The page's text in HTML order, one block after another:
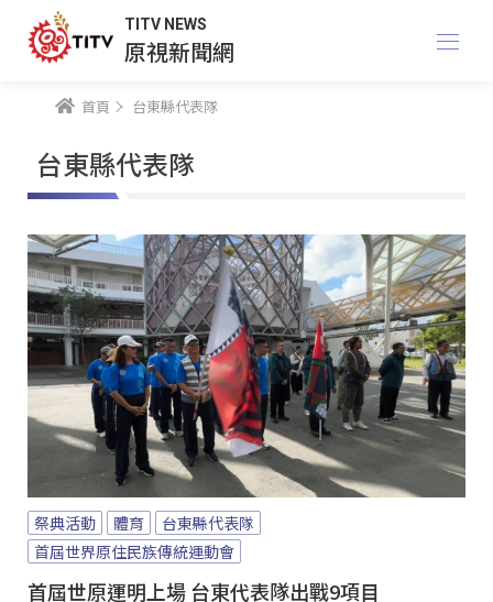
TITV NEWS
原視新聞網
首頁 台東縣代表隊
台東縣代表隊
祭典活動 體育
台東縣代表隊
首屆世界原住民族傳統運動會
首屆世原運明上場 台東代表隊出戰9項目